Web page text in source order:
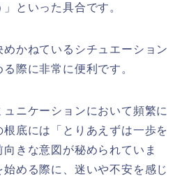
といった具合です。
かねているシチュエーション
際に非常に便利です。
ニケーションにおいて頻繁に
底には「とりあえずは一歩を
きな意図が秘められていま
める際に、迷いや不安を感じ